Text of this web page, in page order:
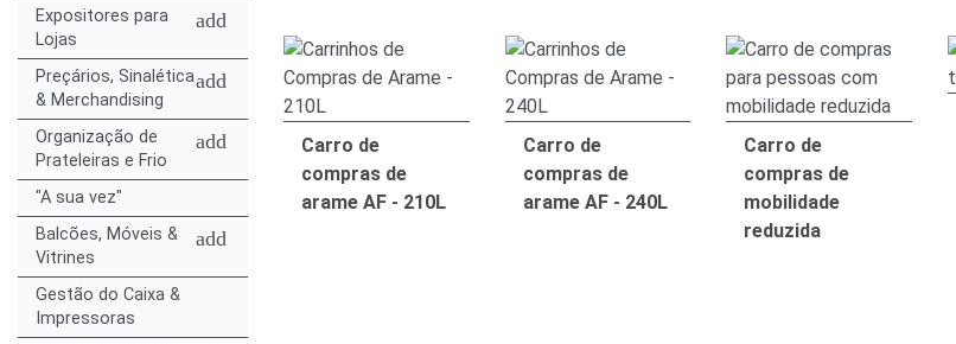
Expositores para
Lojas
add
Preçários, Sinalética
& Merchandising
add
Organização de
Prateleiras e Frio
add
"A sua vez"
Balcões, Móveis &
Vitrines
add
Gestão do Caixa &
Impressoras
Carro de
compras de
arame AF - 210L
Carro de
compras de
arame AF - 240L
Carro de
compras de
mobilidade
reduzida